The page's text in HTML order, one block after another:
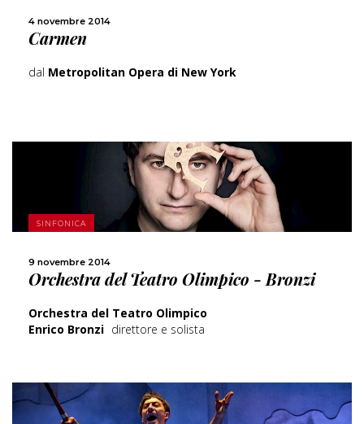
4 novembre 2014
Carmen
dal Metropolitan Opera di New York
SINFONICA
9 novembre 2014
Orchestra del Teatro Olimpico - Bronzi
Orchestra del Teatro Olimpico
Enrico Bronzi direttore e solista
SCOPRI DI PIÙ